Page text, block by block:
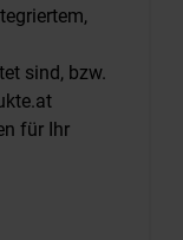
sind, bzw.
für Ihr